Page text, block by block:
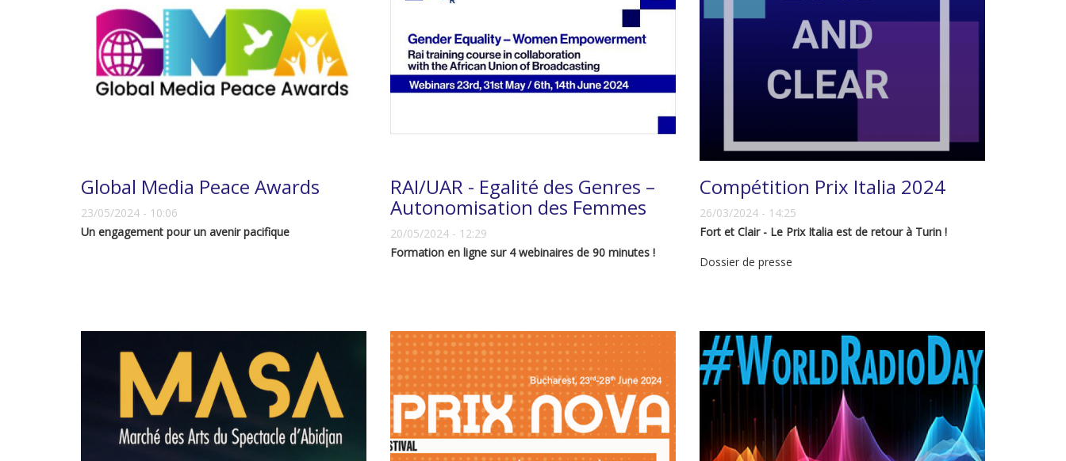
Global Media Peace Awards
23/05/2024 - 10:06
Un engagement pour un avenir pacifique
RAI/UAR - Egalité des Genres –
Autonomisation des Femmes
20/05/2024 - 12:29
Formation en ligne sur 4 webinaires de 90 minutes !
Compétition Prix Italia 2024
26/03/2024 - 14:25
Fort et Clair - Le Prix Italia est de retour à Turin !
Dossier de presse